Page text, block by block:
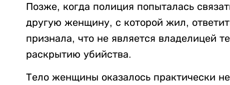
Позже, когда полиция попыталась
другую женщину, с которой жил,
признала, что не является владелицей
раскрытию убийства.
Тело женщины оказалось практически